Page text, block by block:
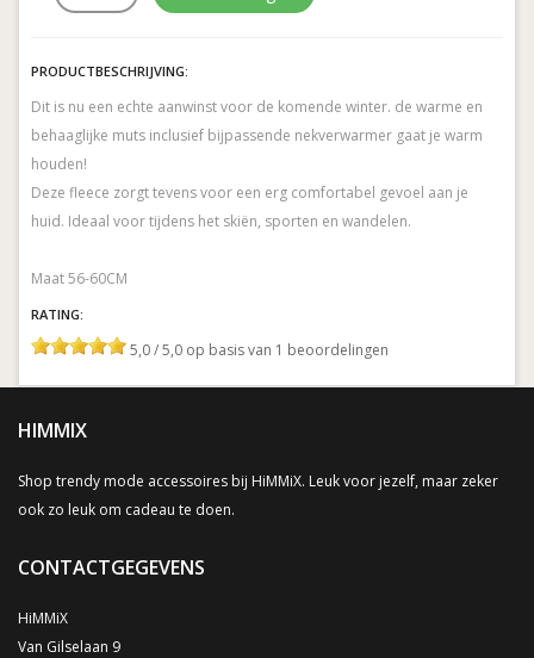
PRODUCTBESCHRIJVING:
Dit is nu een echte aanwinst voor de komende winter. de warme en
behaaglijke muts inclusief bijpassende nekverwarmer gaat je warm
houden!
Deze fleece zorgt tevens voor een erg comfortabel gevoel aan je
huid. Ideaal voor tijdens het skiën, sporten en wandelen.
Maat 56-60CM
RATING:
5,0 / 5,0 op basis van 1 beoordelingen
HIMMIX
Shop trendy mode accessoires bij HiMMiX. Leuk voor jezelf, maar zeker
ook zo leuk om cadeau te doen.
CONTACTGEGEVENS
HiMMiX
Van Gilselaan 9